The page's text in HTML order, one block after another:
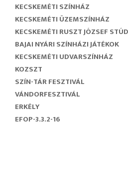
KECSKEMÉTI SZÍNHÁZ
KECSKEMÉTI ÜZEMSZÍNHÁZ
KECSKEMÉTI RUSZT JÓZSEF
BAJAI NYÁRI SZÍNHÁZI JÁTÉKOK
KECSKEMÉTI UDVARSZÍNHÁZ
KOZSZT
SZÍN-TÁR FESZTIVÁL
VÁNDORFESZTIVÁL
ERKÉLY
EFOP-3.3.2-16